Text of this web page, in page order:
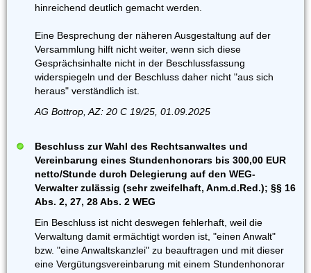
hinreichend deutlich gemacht werden.
Eine Besprechung der näheren Ausgestaltung auf der
Versammlung hilft nicht weiter, wenn sich diese
Gesprächsinhalte nicht in der Beschlussfassung
widerspiegeln und der Beschluss daher nicht "aus sich
heraus" verständlich ist.
AG Bottrop, AZ: 20 C 19/25, 01.09.2025
Beschluss zur Wahl des Rechtsanwaltes und
Vereinbarung eines Stundenhonorars bis 300,00 EUR
netto/Stunde durch Delegierung auf den WEG-
Verwalter zulässig (sehr zweifelhaft, Anm.d.Red.); §§ 16
Abs. 2, 27, 28 Abs. 2 WEG
Ein Beschluss ist nicht deswegen fehlerhaft, weil die
Verwaltung damit ermächtigt worden ist, "einen Anwalt"
bzw. "eine Anwaltskanzlei" zu beauftragen und mit dieser
eine Vergütungsvereinbarung mit einem Stundenhonorar